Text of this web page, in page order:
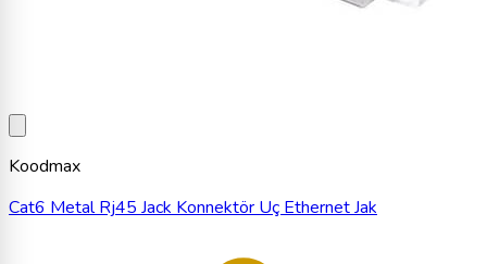
Koodmax
Cat6 Metal Rj45 Jack Konnektör Uç Ethernet Jak